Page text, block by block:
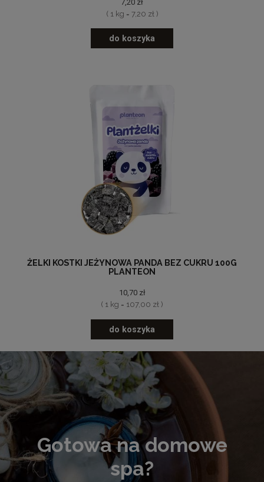
7,20 zł
( 1 kg = 7,20 zł )
do koszyka
ŻELKI KOSTKI JEŻYNOWA PANDA BEZ CUKRU 100G
PLANTEON
10,70 zł
( 1 kg = 107,00 zł )
do koszyka
Gotowa na domowe
spa?